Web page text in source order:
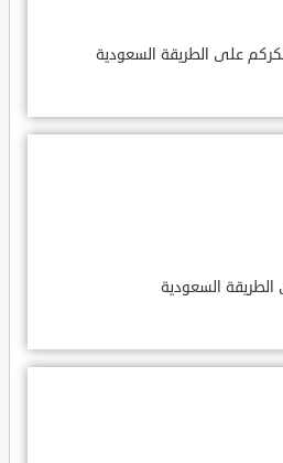
على الطريقة السعودية
السعودية